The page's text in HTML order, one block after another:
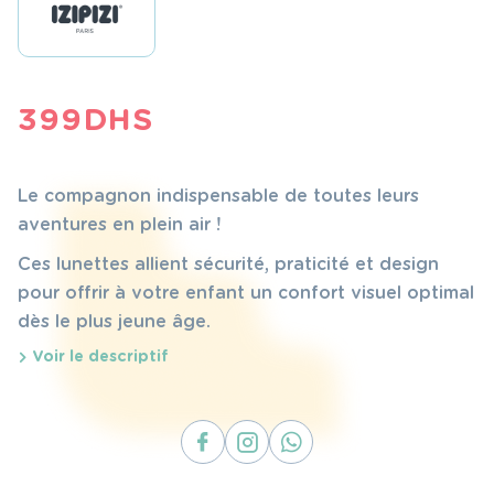
399DHS
Le compagnon indispensable de toutes leurs
aventures en plein air !
Ces lunettes allient sécurité, praticité et design
pour offrir à votre enfant un confort visuel optimal
dès le plus jeune âge.
Voir le descriptif